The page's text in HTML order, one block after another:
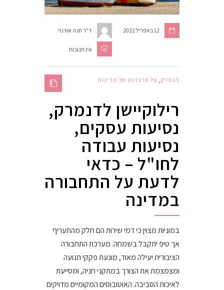
ד"ר חנה אורנוי 12 באפריל 2022
אין תגובות
דנמרק על תרבויות של מדינות
רילוקיישן לדנמרק,
נסיעות עסקים,
נסיעות עבודה
לחו"ל – כדאי
לדעת על התחבורה
במדינה
במוניות מצוין כי דמי שירות הם חלק מהתעריף
אך טיפ יתקבל בשמחה. מערכת התחבורה
הציבורית יעילה מאוד, מונעת פקקי תנועה
ומצמצמת את הצורך במתקני חניה, ומסייעת
לאיכות הסביבה. האוטובוסים המקומיים מדויקים